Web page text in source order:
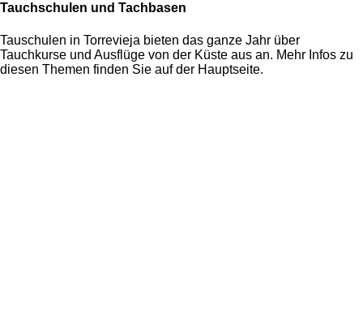
Tauchschulen und Tachbasen
Tauschulen in Torrevieja bieten das ganze Jahr über
Tauchkurse und Ausflüge von der Küste aus an. Mehr Infos zu
diesen Themen finden Sie auf der Hauptseite.